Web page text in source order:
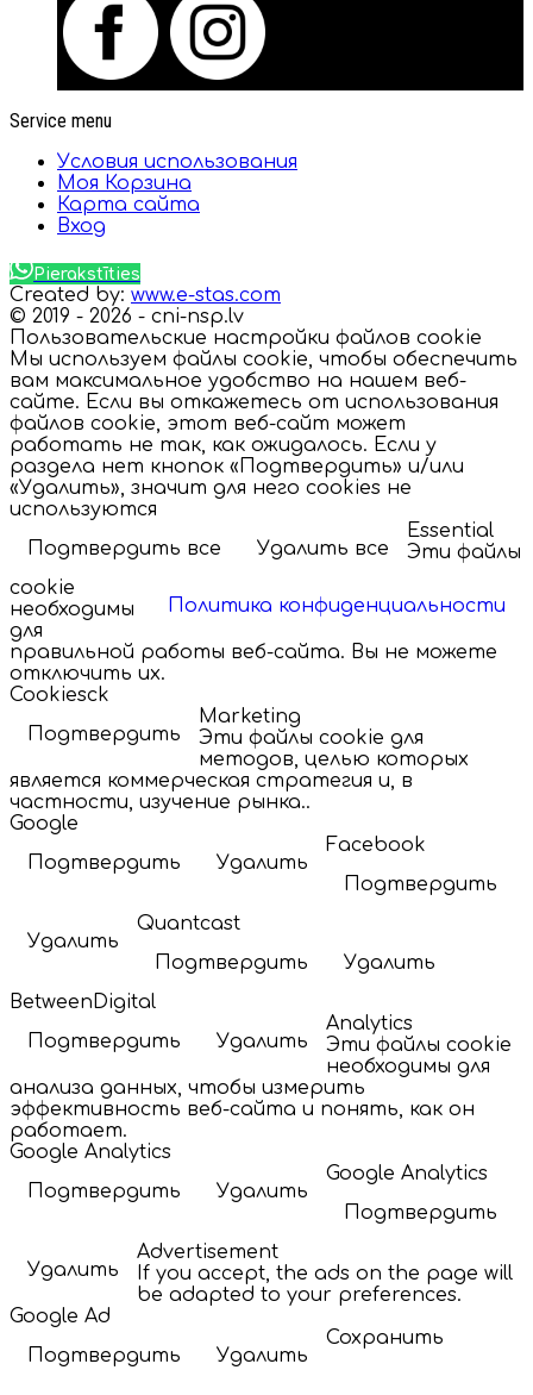
Service menu
Условия использования
Моя Корзина
Карта сайта
Вход
Pierakstīties
Created by: www.e-stas.com
© 2019 - 2026 - cni-nsp.lv
Пользовательские настройки файлов cookie
Мы используем файлы cookie, чтобы обеспечить
вам максимальное удобство на нашем веб-
сайте. Если вы откажетесь от использования
файлов cookie, этот веб-сайт может
работать не так, как ожидалось. Если у
раздела нет кнопок «Подтвердить» и/или
«Удалить», значит для него cookies не
используются
Подтвердить все
Удалить все
Политика конфиденциальности
Essential
Эти файлы
cookie
необходимы
для
правильной работы веб-сайта. Вы не можете
отключить их.
Cookiesck
Подтвердить
Marketing
Эти файлы cookie для
методов, целью которых
является коммерческая стратегия и, в
частности, изучение рынка..
Google
Подтвердить
Удалить
Facebook
Подтвердить
Удалить
Quantcast
Подтвердить
Удалить
BetweenDigital
Подтвердить
Удалить
Analytics
Эти файлы cookie
необходимы для
анализа данных, чтобы измерить
эффективность веб-сайта и понять, как он
работает.
Google Analytics
Подтвердить
Удалить
Google Analytics
Подтвердить
Удалить
Advertisement
If you accept, the ads on the page will
be adapted to your preferences.
Google Ad
Подтвердить
Удалить
Сохранить